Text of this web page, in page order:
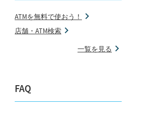
ATMを無料で使おう！
店舗・ATM検索
一覧を見る
FAQ